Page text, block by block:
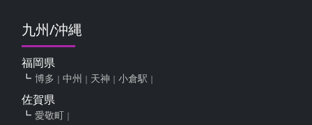
九州/沖縄
福岡県
博多 中州 天神 小倉駅
佐賀県
愛敬町